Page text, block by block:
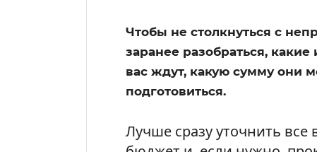
Чтобы не столкнуться с
заранее разобраться,
вас ждут, какую сумму они
подготовиться.
Лучше сразу уточнить